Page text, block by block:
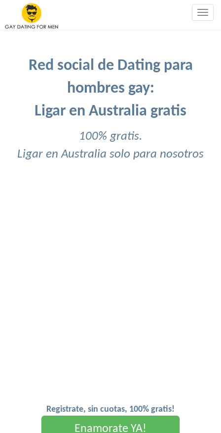
Red social de Dating para
hombres gay:
Ligar en Australia gratis
100% gratis.
Ligar en Australia solo para nosotros
Registrate, sin cuotas, 100% gratis!
Enamorate YA!